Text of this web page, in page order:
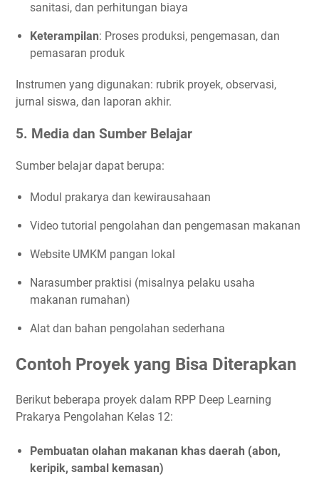
sanitasi, dan perhitungan biaya
Keterampilan: Proses produksi, pengemasan, dan
pemasaran produk
Instrumen yang digunakan: rubrik proyek, observasi,
jurnal siswa, dan laporan akhir.
5. Media dan Sumber Belajar
Sumber belajar dapat berupa:
Modul prakarya dan kewirausahaan
Video tutorial pengolahan dan pengemasan makanan
Website UMKM pangan lokal
Narasumber praktisi (misalnya pelaku usaha
makanan rumahan)
Alat dan bahan pengolahan sederhana
Contoh Proyek yang Bisa Diterapkan
Berikut beberapa proyek dalam RPP Deep Learning
Prakarya Pengolahan Kelas 12:
Pembuatan olahan makanan khas daerah (abon,
keripik, sambal kemasan)